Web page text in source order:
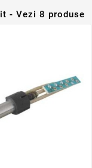
- Vezi 8 produse